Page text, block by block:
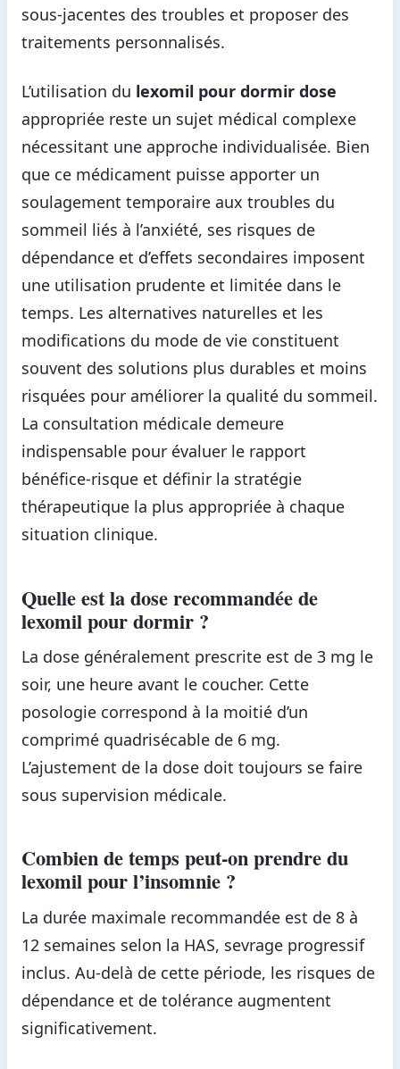
sous-jacentes des troubles et proposer des
traitements personnalisés.
L’utilisation du lexomil pour dormir dose
appropriée reste un sujet médical complexe
nécessitant une approche individualisée. Bien
que ce médicament puisse apporter un
soulagement temporaire aux troubles du
sommeil liés à l’anxiété, ses risques de
dépendance et d’effets secondaires imposent
une utilisation prudente et limitée dans le
temps. Les alternatives naturelles et les
modifications du mode de vie constituent
souvent des solutions plus durables et moins
risquées pour améliorer la qualité du sommeil.
La consultation médicale demeure
indispensable pour évaluer le rapport
bénéfice-risque et définir la stratégie
thérapeutique la plus appropriée à chaque
situation clinique.
Quelle est la dose recommandée de
lexomil pour dormir ?
La dose généralement prescrite est de 3 mg le
soir, une heure avant le coucher. Cette
posologie correspond à la moitié d’un
comprimé quadrisécable de 6 mg.
L’ajustement de la dose doit toujours se faire
sous supervision médicale.
Combien de temps peut-on prendre du
lexomil pour l’insomnie ?
La durée maximale recommandée est de 8 à
12 semaines selon la HAS, sevrage progressif
inclus. Au-delà de cette période, les risques de
dépendance et de tolérance augmentent
significativement.